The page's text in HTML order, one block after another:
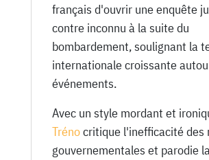
français d'ouvrir une enquête
contre inconnu à la suite du
bombardement, soulignant la
internationale croissante
événements.
Avec un style mordant et
Trénocritique l'inefficacité des
gouvernementales et parodie